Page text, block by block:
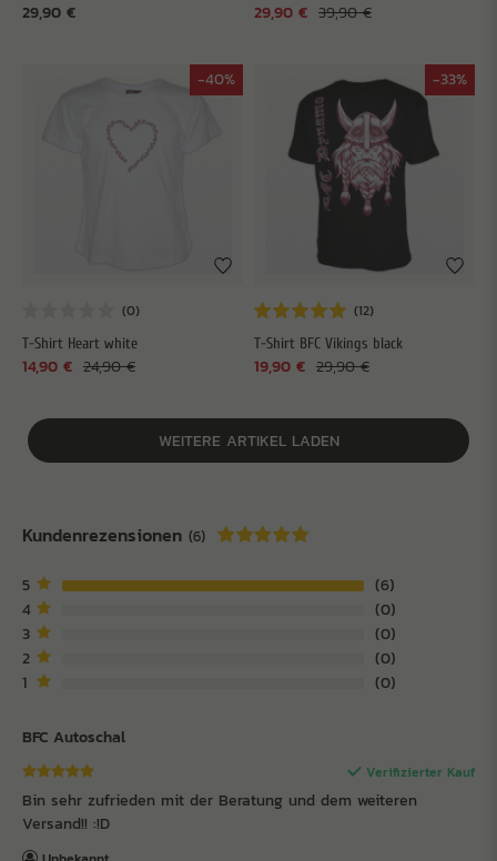
29,90 € 39,90 €
29,90 €
-40%
T-Shirt Heart white
24,90 €
14,90 €
-33%
T-Shirt BFC Vikings black
29,90 €
19,90 €
WEITERE ARTIKEL LADEN
Kundenrezensionen (6)
5
6
4
0
3
0
2
0
1
0
BFC Autoschal
Verifizierter Kauf
Bin sehr zufrieden mit der Beratung und dem weiteren
Versand!! :!D